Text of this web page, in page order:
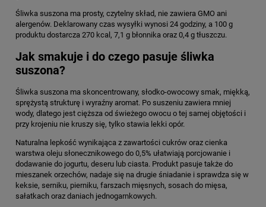
Śliwka suszona ma prosty, czytelny skład, nie zawiera GMO ani
alergenów. Deklarowany czas wysyłki wynosi 24 godziny, a 100 g
produktu dostarcza 270 kcal, 7,1 g błonnika oraz 0,4 g tłuszczu.
Jak smakuje i do czego pasuje śliwka
suszona?
Śliwka suszona ma skoncentrowany, słodko-owocowy smak, miękką,
sprężystą strukturę i wyraźny aromat. Po suszeniu zawiera mniej
wody, dlatego jest cięższa od świeżego owocu o tej samej objętości i
przy krojeniu nie kruszy się, tylko stawia lekki opór.
Naturalna lepkość wynikająca z zawartości cukrów oraz cienka
warstwa oleju słonecznikowego do 0,5% ułatwiają porcjowanie i
dodawanie do jogurtu, deseru lub ciasta. Produkt pasuje także do
mieszanek orzechów, nadaje się na drugie śniadanie i sprawdza się w
keksie, serniku, pierniku, farszach mięsnych, sosach do mięsa,
sałatkach oraz daniach jednogarnkowych.